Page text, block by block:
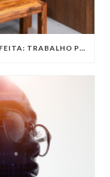
ENCONTRANDO A FÓRMULA PERFEITA: TRABALHO PRESENCIAL, HOME OFFICE OU TRABALHO HÍBRIDO?